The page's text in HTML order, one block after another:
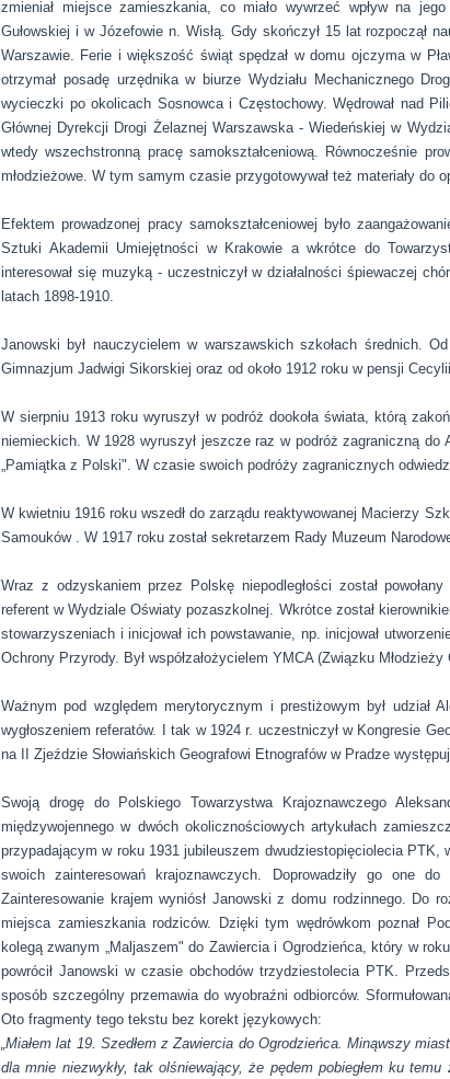
zmieniał miejsce zamieszkania, co miało wywrzeć wpływ na
Gułowskiej i w Józefowie n. Wisłą. Gdy skończył 15 lat rozpoczął
Warszawie. Ferie i większość świąt spędzał w domu ojczyma w
otrzymał posadę urzędnika w biurze Wydziału Mechanicznego
wycieczki po okolicach Sosnowca i Częstochowy. Wędrował nad
Głównej Dyrekcji Drogi Żelaznej Warszawska - Wiedeńskiej w
wtedy wszechstronną pracę samokształceniową. Równocześnie
młodzieżowe. W tym samym czasie przygotowywał też materiały do
Efektem prowadzonej pracy samokształceniowej było
Sztuki Akademii Umiejętności w Krakowie a wkrótce do
interesował się muzyką - uczestniczył w działalności śpiewaczej
latach 1898-1910.
Janowski był nauczycielem w warszawskich szkołach średnich.
Gimnazjum Jadwigi Sikorskiej oraz od około 1912 roku w pensji
W sierpniu 1913 roku wyruszył w podróż dookoła świata, którą
niemieckich. W 1928 wyruszył jeszcze raz w podróż zagraniczną do
„Pamiątka z Polski". W czasie swoich podróży zagranicznych
W kwietniu 1916 roku wszedł do zarządu reaktywowanej Macierzy
Samouków . W 1917 roku został sekretarzem Rady Muzeum
Wraz z odzyskaniem przez Polskę niepodległości został
referent w Wydziale Oświaty pozaszkolnej. Wkrótce został
stowarzyszeniach i inicjował ich powstawanie, np. inicjował
Ochrony Przyrody. Był współzałożycielem YMCA (Związku
Ważnym pod względem merytorycznym i prestiżowym był udział
wygłoszeniem referatów. I tak w 1924 r. uczestniczył w Kongresie
na II Zjeździe Słowiańskich Geografowi Etnografów w Pradze
Swoją drogę do Polskiego Towarzystwa Krajoznawczego
międzywojennego w dwóch okolicznościowych artykułach
przypadającym w roku 1931 jubileuszem dwudziestopięciolecia PTK,
swoich zainteresowań krajoznawczych. Doprowadziły go one
Zainteresowanie krajem wyniósł Janowski z domu rodzinnego. Do
miejsca zamieszkania rodziców. Dzięki tym wędrówkom poznał
kolegą zwanym „Maljaszem" do Zawiercia i Ogrodzieńca, który w
powrócił Janowski w czasie obchodów trzydziestolecia PTK.
sposób szczególny przemawia do wyobraźni odbiorców.
Oto fragmenty tego tekstu bez korekt językowych:
„Miałem lat 19. Szedłem z Zawiercia do Ogrodzieńca. Minąwszy
dla mnie niezwykły, tak olśniewający, że pędem pobiegłem ku